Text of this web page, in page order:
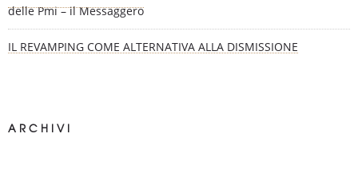
delle Pmi – il Messaggero
IL REVAMPING COME ALTERNATIVA ALLA DISMISSIONE
ARCHIVI